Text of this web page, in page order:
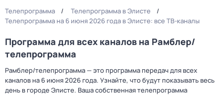
Телепрограмма
Телепрограмма в Элисте
Телепрограмма на 6 июня 2026 года в Элисте: все ТВ-каналы
Программа для всех каналов на Рамблер/
телепрограмма
Рамблер/телепрограмма — это программа передач для всех
каналов на 6 июня 2026 года. Узнайте, что будут показывать весь
день в городе Элисте. Ваша собственная телепрограмма